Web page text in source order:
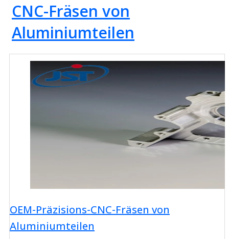
CNC-Fräsen von
Aluminiumteilen
OEM-Präzisions-CNC-Fräsen von
Aluminiumteilen